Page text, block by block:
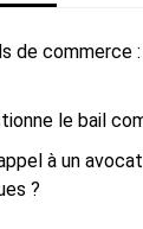
de commerce
le bail
à un
?